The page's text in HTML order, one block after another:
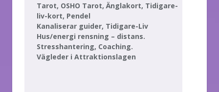
Tarot, OSHO Tarot, Änglakort, Tidigare-
liv-kort, Pendel
Kanaliserar guider, Tidigare-Liv
Hus/energi rensning – distans.
Stresshantering, Coaching.
Vägleder i Attraktionslagen